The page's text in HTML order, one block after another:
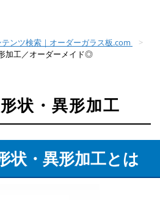
ンツ検索｜オーダーガラス板.com
加工／オーダーメイド◎
状・異形加工
状・異形加工とは